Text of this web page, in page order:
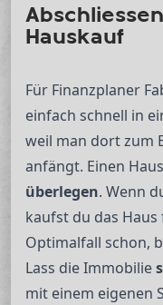
Hauskauf
Für Finanzplaner
einfach schnell in
weil man dort zum
anfängt. Einen
überlegen. Wenn
kaufst du das
Optimalfall schon,
Lass die Immobilie
mit einem eigenen